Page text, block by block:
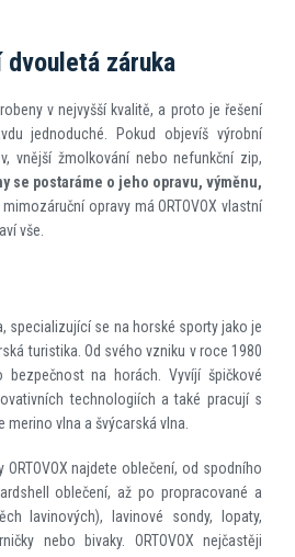
záruka
v nejvyšší kvalitě, a proto je řešení
jednoduché. Pokud objevíš výrobní
vnější žmolkování nebo nefunkční zip,
se postaráme o jeho opravu, výměnu,
mimozáruční opravy má ORTOVOX vlastní
vše.
specializující se na horské sporty jako je
turistika. Od svého vzniku v roce 1980
na horách. Vyvíjí špičkové
technologiích a také pracují s
merino vlna a švýcarská vlna.
najdete oblečení, od spodního
oblečení, až po propracované a
lavinových), lavinové sondy, lopaty,
nebo bivaky. ORTOVOX nejčastěji